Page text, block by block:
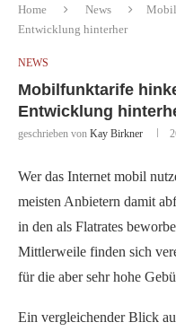
Home News
Entwicklung hinterher
NEWS
Mobilfunktarife
Entwicklung
geschrieben von Kay Birkner
Wer das Internet mobil
meisten Anbietern damit
in den als Flatrates
Mittlerweile finden sich
für die aber sehr hohe
Ein vergleichender Blick